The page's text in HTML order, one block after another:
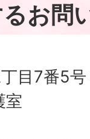
お問
目7番5号
室